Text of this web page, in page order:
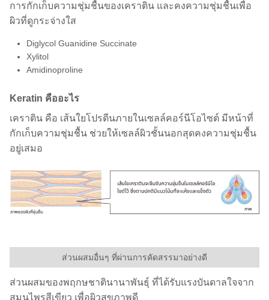
การกักเก็บความชุ่มชื้นของเคราติน และคงความชุ่มชื้นเพื่อ
ผิวที่ดูกระจ่างใส
Diglycol Guanidine Succinate
Xylitol
Amidinoproline
Keratin คืออะไร
เคราติน คือ เส้นใยโปรตีนภายในเซลล์คอร์นีโอไซต์ มีหน้าที่
กักเก็บความชุ่มชื้น ช่วยให้เซลล์ผิวชั้นนอกสุดคงความชุ่มชื้น
อยู่เสมอ
ส่วนผสมอื่นๆ ที่ผ่านการคัดสรรมาอย่างดี
ส่วนผสมของพฤกษชาตินานาพันธุ์ ที่ได้รับแรงบันดาลใจจาก
สมุนไพรสีเขียว เพื่อผิวสุขภาพดี